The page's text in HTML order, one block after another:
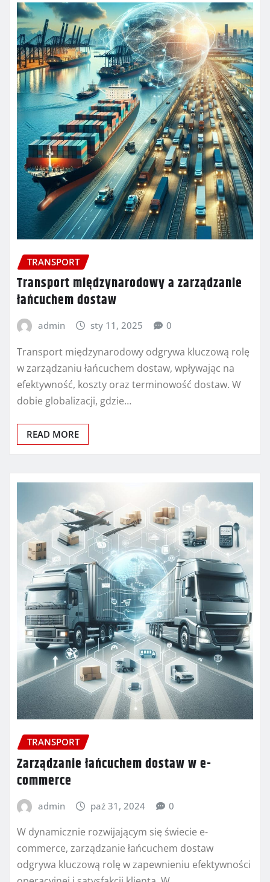
TRANSPORT
Transport międzynarodowy a zarządzanie
łańcuchem dostaw
admin sty 11, 2025 0
Transport międzynarodowy odgrywa kluczową rolę
w zarządzaniu łańcuchem dostaw, wpływając na
efektywność, koszty oraz terminowość dostaw. W
dobie globalizacji, gdzie…
READ MORE
TRANSPORT
Zarządzanie łańcuchem dostaw w e-
commerce
admin paź 31, 2024 0
W dynamicznie rozwijającym się świecie e-
commerce, zarządzanie łańcuchem dostaw
odgrywa kluczową rolę w zapewnieniu efektywności